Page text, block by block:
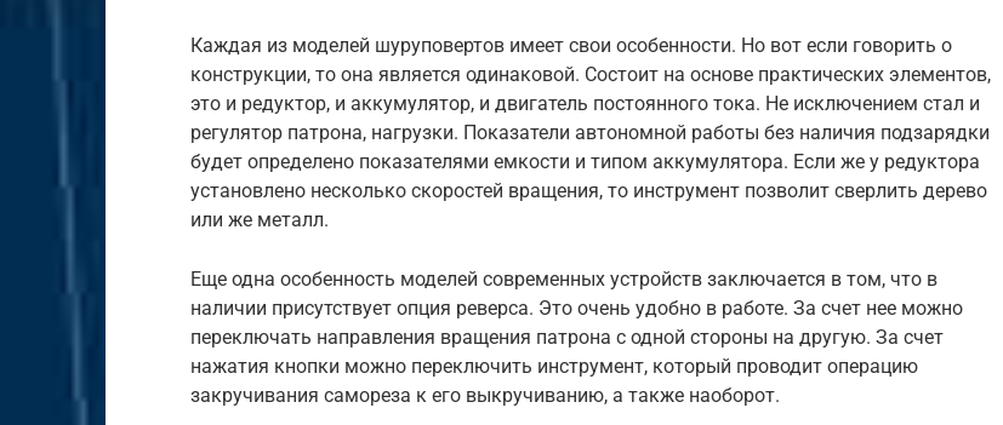
Каждая из моделей шуруповертов имеет свои особенности. Но вот если говорить о
конструкции, то она является одинаковой. Состоит на основе практических элементов,
это и редуктор, и аккумулятор, и двигатель постоянного тока. Не исключением стал и
регулятор патрона, нагрузки. Показатели автономной работы без наличия подзарядки
будет определено показателями емкости и типом аккумулятора. Если же у редуктора
установлено несколько скоростей вращения, то инструмент позволит сверлить дерево
или же металл.
Еще одна особенность моделей современных устройств заключается в том, что в
наличии присутствует опция реверса. Это очень удобно в работе. За счет нее можно
переключать направления вращения патрона с одной стороны на другую. За счет
нажатия кнопки можно переключить инструмент, который проводит операцию
закручивания самореза к его выкручиванию, а также наоборот.